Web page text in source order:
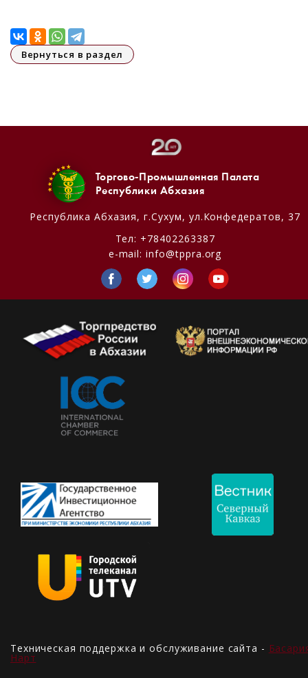
Вернуться в раздел
Торгово-Промышленная Палата
Республики Абхазия
Республика Абхазия, г.Сухум, ул.Конфедератов, 37
Тел: +78402263387
e-mail:info@tppra.org
Техническая поддержка и обслуживание сайта -
Нарт